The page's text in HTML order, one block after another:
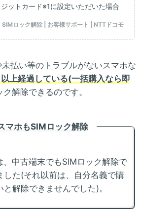
ットカード※1に設定いただいた場合
ロック解除 | お客様サポート | NTTドコモ
払い等のトラブルがないスマホな
上経過している(一括購入なら即
解除できるのです。
マホもSIMロック解除
中古端末でもSIMロック解除で
した(それ以前は、自分名義で購
解除できませんでした)。